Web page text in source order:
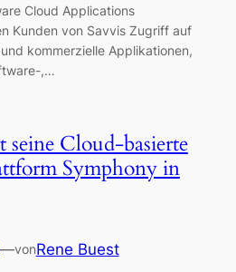
Cloud Applications
Kunden von Savvis Zugriff auf
kommerzielle Applikationen,
,…
seine Cloud-basierte
Symphony in
—vonRene Buest